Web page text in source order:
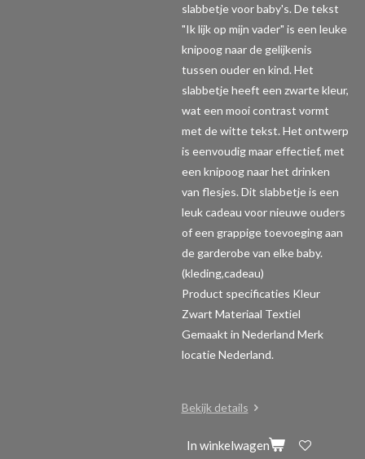
slabbetje voor baby's. De tekst
"Ik lijk op mijn vader" is een leuke
knipoog naar de gelijkenis
tussen ouder en kind. Het
slabbetje heeft een zwarte kleur,
wat een mooi contrast vormt
met de witte tekst. Het ontwerp
is eenvoudig maar effectief, met
een knipoog naar het drinken
van flesjes. Dit slabbetje is een
leuk cadeau voor nieuwe ouders
of een grappige toevoeging aan
de garderobe van elke baby.
(kleding,cadeau)
Product specificaties Kleur
Zwart Materiaal Textiel
Gemaakt in Nederland Merk
locatie Nederland.
Bekijk details
In winkelwagen